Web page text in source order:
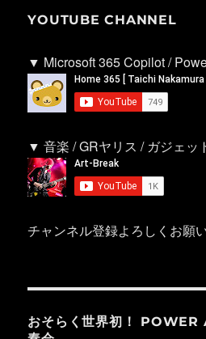
YOUTUBE CHANNEL
▼ Microsoft 365 Copilot /
▼ 音楽 / GRヤリス / ガジェッ
チャンネル登録よろしくお願
おそらく世界初！ POWER